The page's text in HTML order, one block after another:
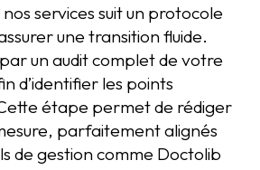
services suit un protocole
une transition fluide.
un audit complet de votre
d’identifier les points
étape permet de rédiger
parfaitement alignés
de gestion comme Doctolib